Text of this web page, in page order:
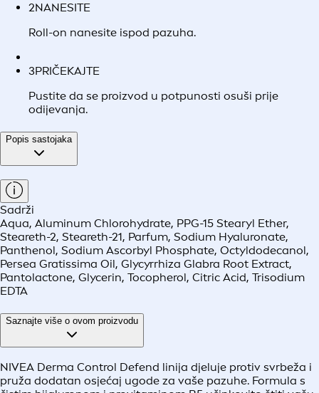
2NANESITE
Roll-on nanesite ispod pazuha.
3PRIČEKAJTE
Pustite da se proizvod u potpunosti osuši prije
odijevanja.
Popis sastojaka
Sadrži
Aqua, Aluminum Chlorohydrate, PPG-15 Stearyl Ether,
Steareth-2, Steareth-21, Parfum, Sodium Hyaluronate,
Panthenol, Sodium Ascorbyl Phosphate, Octyldodecanol,
Persea Gratissima Oil, Glycyrrhiza Glabra Root Extract,
Pantolactone, Glycerin, Tocopherol, Citric Acid, Trisodium
EDTA
Saznajte više o ovom proizvodu
NIVEA Derma Control Defend linija djeluje protiv svrbeža i
pruža dodatan osjećaj ugode za vaše pazuhe. Formula s